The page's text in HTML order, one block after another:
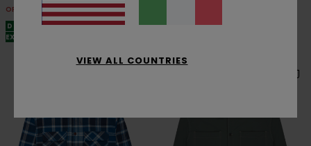
OFFERTE
DOPPIA OFFERTA 25% DI SCONTO
EXTRA
VIEW ALL COUNTRIES